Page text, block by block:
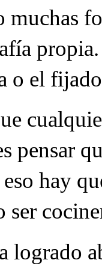
muchas
o el
pensar
hay
ser
logrado